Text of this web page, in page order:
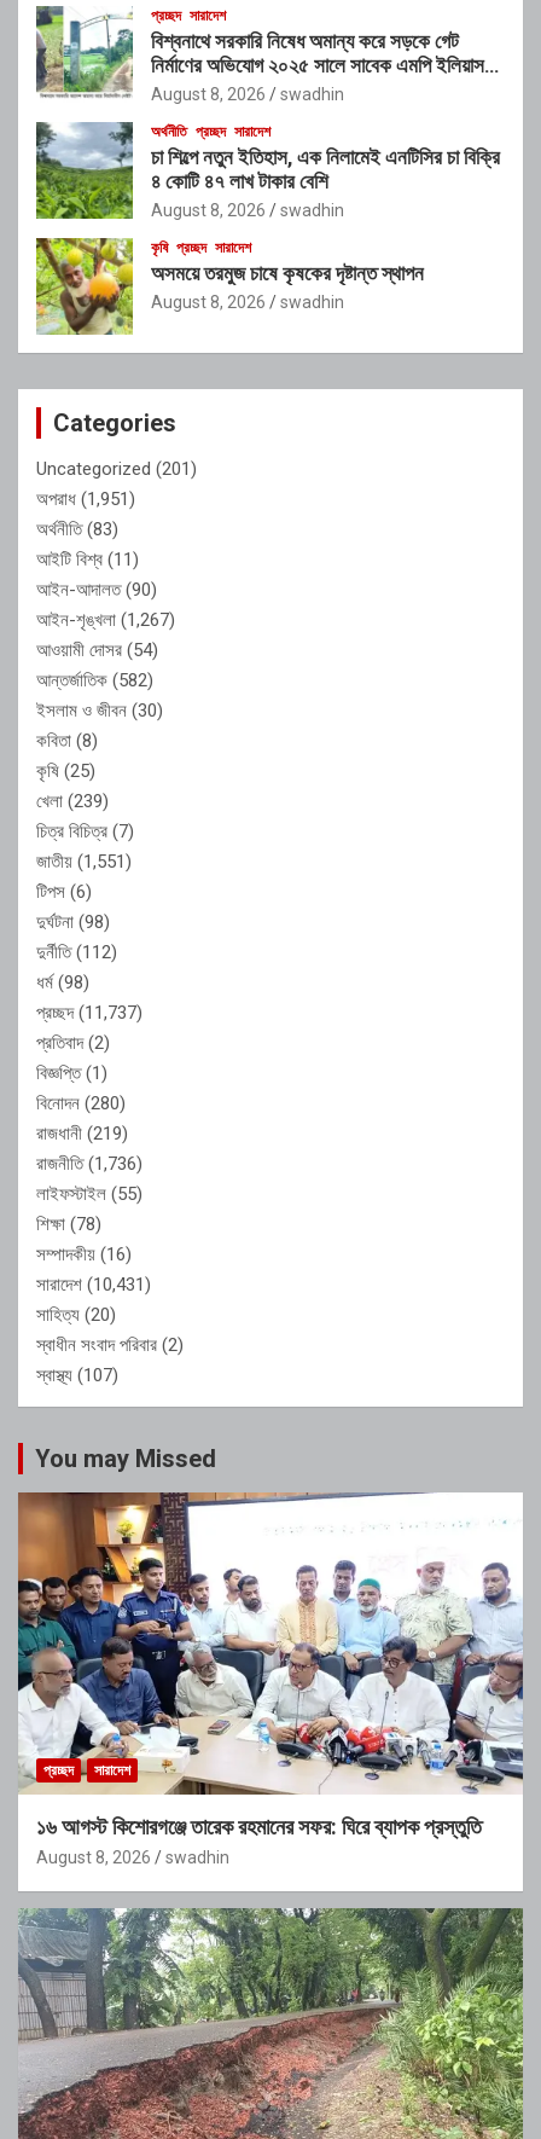
প্রচ্ছদ সারাদেশ
বিশ্বনাথে সরকারি নিষেধ অমান্য করে সড়কে গেট
নির্মাণের অভিযোগ ২০২৫ সালে সাবেক এমপি ইলিয়াস
আলীর নামে নামফলক স্থাপনের অভিযোগ
August 8, 2026 swadhin
অর্থনীতি প্রচ্ছদ সারাদেশ
চা শিল্পে নতুন ইতিহাস, এক নিলামেই এনটিসির চা বিক্রি
৪ কোটি ৪৭ লাখ টাকার বেশি
August 8, 2026 swadhin
কৃষি প্রচ্ছদ সারাদেশ
অসময়ে তরমুজ চাষে কৃষকের দৃষ্টান্ত স্থাপন
August 8, 2026 swadhin
Categories
Uncategorized (201)
অপরাধ (1,951)
অর্থনীতি(83)
আইটি বিশ্ব (11)
আইন-আদালত(90)
আইন-শৃঙ্খলা (1,267)
আওয়ামী দোসর (54)
আন্তর্জাতিক (582)
ইসলাম ও জীবন (30)
কবিতা (8)
কৃষি (25)
খেলা (239)
চিত্র বিচিত্র (7)
জাতীয় (1,551)
টিপস (6)
দুর্ঘটনা (98)
দুর্নীতি(112)
ধর্ম(98)
প্রচ্ছদ(11,737)
প্রতিবাদ(2)
বিজ্ঞপ্তি(1)
বিনোদন (280)
রাজধানী (219)
রাজনীতি(1,736)
লাইফস্টাইল (55)
শিক্ষা (78)
সম্পাদকীয় (16)
সারাদেশ (10,431)
সাহিত্য (20)
স্বাধীন সংবাদ পরিবার (2)
স্বাস্থ্য (107)
You may Missed
প্রচ্ছদ সারাদেশ
১৬ আগস্ট কিশোরগঞ্জে তারেক রহমানের সফর: ঘিরে ব্যাপক প্রস্তুতি
August 8, 2026 swadhin